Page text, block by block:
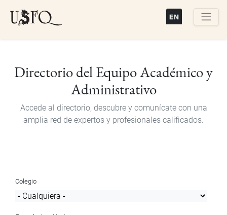
Directorio del Equipo Académico y
Administrativo
Accede al directorio, descubre y comunícate con una
amplia red de expertos y profesionales calificados.
Colegio